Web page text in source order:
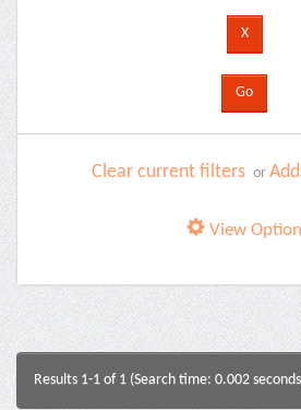
Clear current filters or
View Option
Results 1-1 of 1 (Search time: 0.002